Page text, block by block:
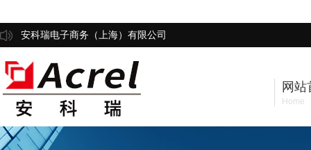
安科瑞电子商务（上海）有限公司
网站
Home